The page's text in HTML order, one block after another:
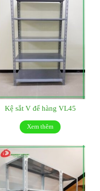
Kệ sắt V để hàng VL45
Xem thêm